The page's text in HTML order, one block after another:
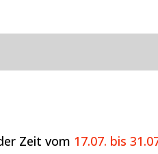
Zeit vom 17.07. bis